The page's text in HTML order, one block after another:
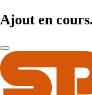
Ajout en